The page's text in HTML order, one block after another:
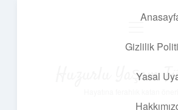
Gizlilik
Yasal
Huzurlu Yaşam